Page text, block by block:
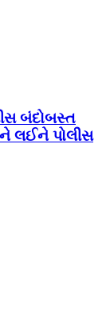
બંદોબસ્ત
લઈને પોલીસ